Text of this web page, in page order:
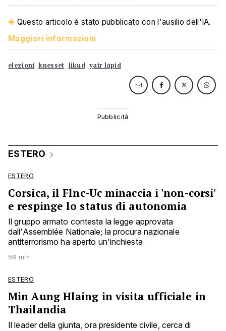
Questo articolo è stato pubblicato con l'ausilio dell'IA.
Maggiori informazioni
elezioni knesset likud yair lapid
ESTERO
ESTERO
Corsica, il Flnc-Uc minaccia i 'non-corsi'
e respinge lo status di autonomia
Il gruppo armato contesta la legge approvata
dall'Assemblée Nationale; la procura nazionale
antiterrorismo ha aperto un'inchiesta
58 min
ESTERO
Min Aung Hlaing in visita ufficiale in
Thailandia
Il leader della giunta, ora presidente civile, cerca di